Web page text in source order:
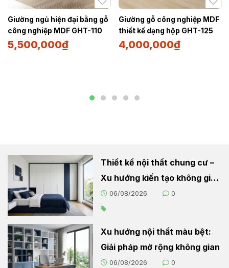
Giường ngủ hiện đại bằng gỗ
công nghiệp MDF GHT-110
5,500,000₫
Giường gỗ công nghiệp MDF
thiết kế dạng hộp GHT-125
4,000,000₫
Thiết kế nội thất chung cư –
Xu hướng kiến tạo không gian
sống hiện đại
06/08/2026 0
Xu hướng nội thất màu bệt:
Giải pháp mở rộng không gian
06/08/2026 0